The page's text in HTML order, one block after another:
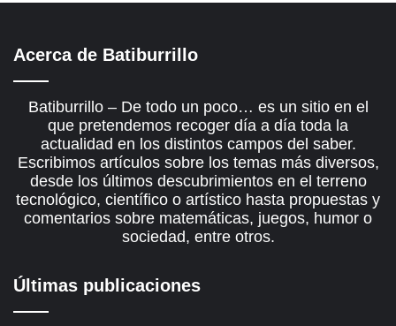
Acerca de Batiburrillo
Batiburrillo – De todo un poco… es un sitio en el
que pretendemos recoger día a día toda la
actualidad en los distintos campos del saber.
Escribimos artículos sobre los temas más diversos,
desde los últimos descubrimientos en el terreno
tecnológico, científico o artístico hasta propuestas y
comentarios sobre matemáticas, juegos, humor o
sociedad, entre otros.
Últimas publicaciones